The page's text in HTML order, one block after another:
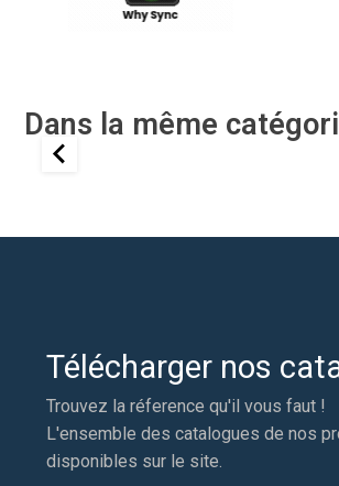
Dans la même
Télécharger nos
Trouvez la réference qu'il vous faut !
L'ensemble des catalogues de nos
disponibles sur le site.